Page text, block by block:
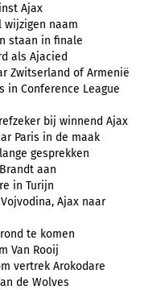
Ajax
wijzigen naam
staan in finale
als Ajacied
Zwitserland of Armenië
in Conference League
bij winnend Ajax
Paris in de maak
gesprekken
aan
in Turijn
Ajax naar
te komen
Van Rooij
vertrek Arokodare
de Wolves